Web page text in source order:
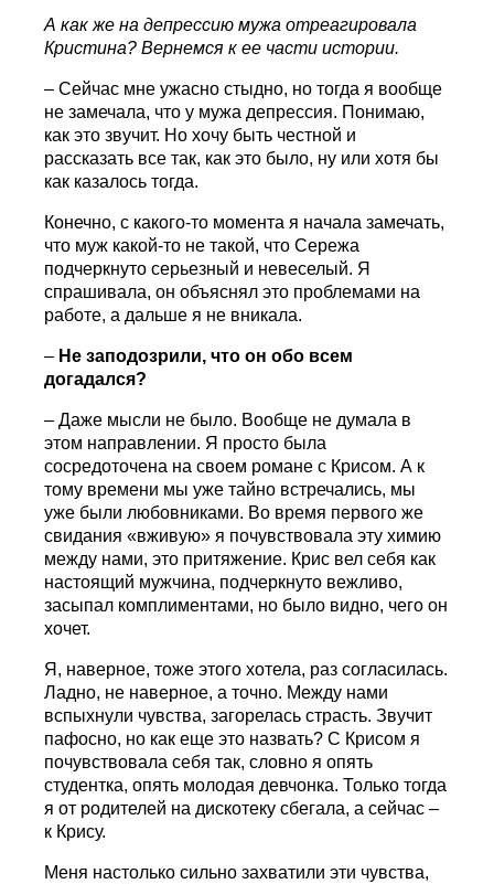
А как же на депрессию мужа отреагировала
Кристина? Вернемся к ее части истории.
– Сейчас мне ужасно стыдно, но тогда я вообще
не замечала, что у мужа депрессия. Понимаю,
как это звучит. Но хочу быть честной и
рассказать все так, как это было, ну или хотя бы
как казалось тогда.
Конечно, с какого-то момента я начала замечать,
что муж какой-то не такой, что Сережа
подчеркнуто серьезный и невеселый. Я
спрашивала, он объяснял это проблемами на
работе, а дальше я не вникала.
– Не заподозрили, что он обо всем
догадался?
– Даже мысли не было. Вообще не думала в
этом направлении. Я просто была
сосредоточена на своем романе с Крисом. А к
тому времени мы уже тайно встречались, мы
уже были любовниками. Во время первого же
свидания «вживую» я почувствовала эту химию
между нами, это притяжение. Крис вел себя как
настоящий мужчина, подчеркнуто вежливо,
засыпал комплиментами, но было видно, чего он
хочет.
Я, наверное, тоже этого хотела, раз согласилась.
Ладно, не наверное, а точно. Между нами
вспыхнули чувства, загорелась страсть. Звучит
пафосно, но как еще это назвать? С Крисом я
почувствовала себя так, словно я опять
студентка, опять молодая девчонка. Только тогда
я от родителей на дискотеку сбегала, а сейчас –
к Крису.
Меня настолько сильно захватили эти чувства,